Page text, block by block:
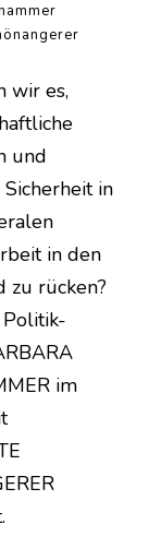
wir es,
und
in
in den
zu rücken?
im